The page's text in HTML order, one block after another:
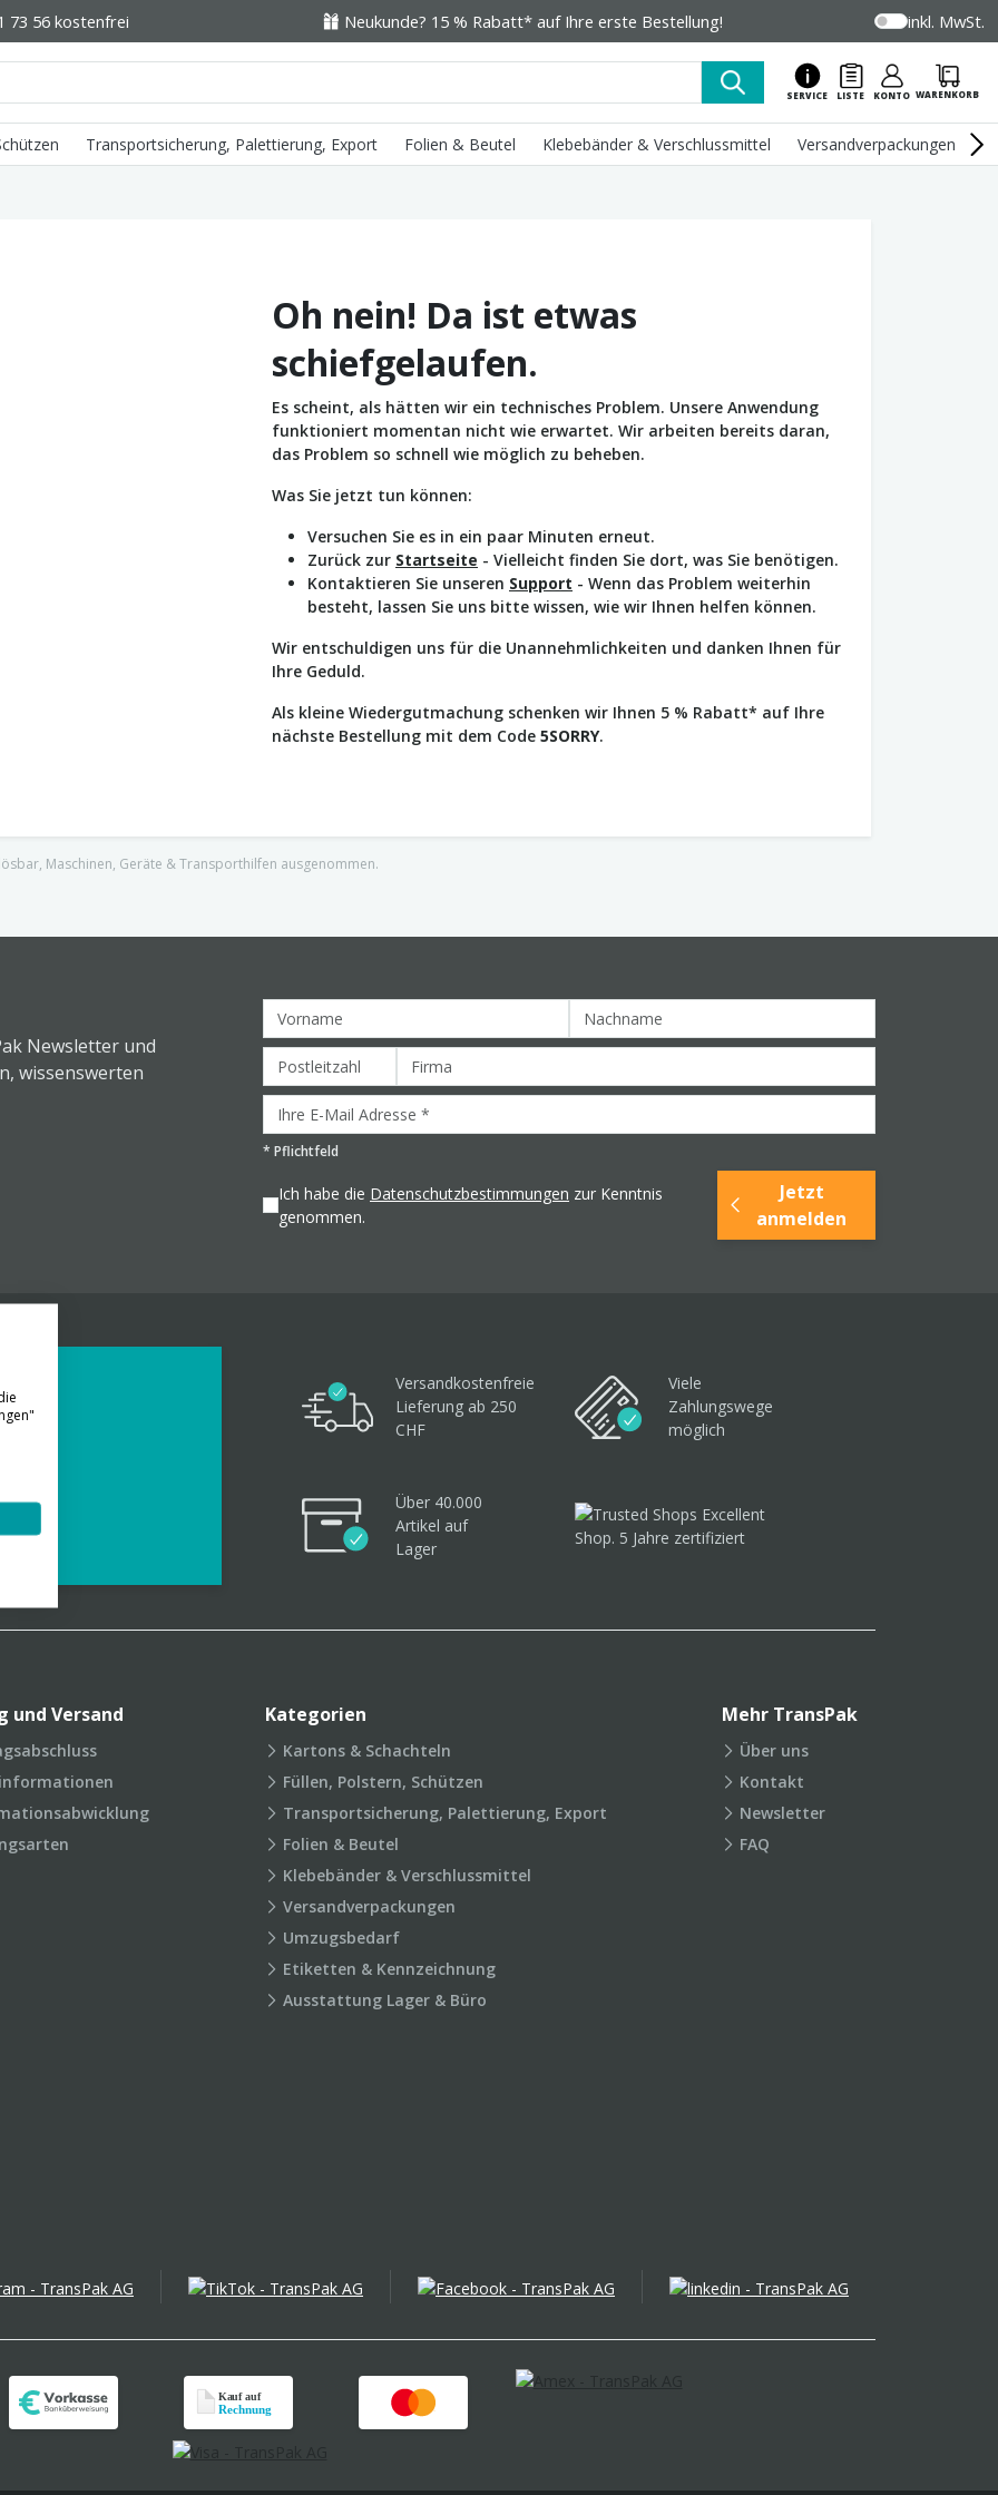
73 56 kostenfrei Neukunde? 15 % Rabatt* auf Ihre erste Bestellung! inkl. MwSt.
SERVICE LISTE KONTO WARENKORB
Transportsicherung, Palettierung, Export Folien & Beutel Klebebänder & Verschlussmittel Versandverpackungen
Oh nein! Da ist etwas
schiefgelaufen.
Es scheint, als hätten wir ein technisches Problem. Unsere Anwendung
funktioniert momentan nicht wie erwartet. Wir arbeiten bereits daran,
das Problem so schnell wie möglich zu beheben.
Was Sie jetzt tun können:
Versuchen Sie es in ein paar Minuten erneut.
Zurück zur Startseite - Vielleicht finden Sie dort, was Sie benötigen.
Kontaktieren Sie unseren Support - Wenn das Problem weiterhin
besteht, lassen Sie uns bitte wissen, wie wir Ihnen helfen können.
Wir entschuldigen uns für die Unannehmlichkeiten und danken Ihnen für
Ihre Geduld.
Als kleine Wiedergutmachung schenken wir Ihnen 5 % Rabatt* auf Ihre
nächste Bestellung mit dem Code 5SORRY.
Maschinen, Geräte & Transporthilfen ausgenommen.
Newsletter und
wissenswerten
* Pflichtfeld
Ich habe die Datenschutzbestimmungen zur Kenntnis
genommen.
Jetzt
anmelden
Versandkostenfreie
Lieferung ab 250
CHF
Viele
Zahlungswege
möglich
Über 40.000
Artikel auf
Lager
und Versand Kategorien
Kartons & Schachteln
Füllen, Polstern, Schützen
Transportsicherung, Palettierung, Export
Folien & Beutel
Klebebänder & Verschlussmittel
Versandverpackungen
Umzugsbedarf
Etiketten & Kennzeichnung
Ausstattung Lager & Büro
Mehr TransPak
Über uns
Kontakt
Newsletter
FAQ